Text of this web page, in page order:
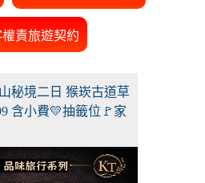
權責旅遊契約
秘境二日 猴崁古道草
含小費💛抽籤位🚩家